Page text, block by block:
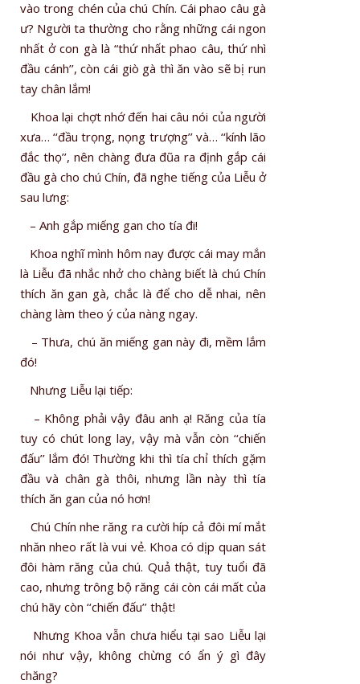
vào trong chén của chú Chín. Cái phao câu gà
ư? Người ta thường cho rằng những cái ngon
nhất ở con gà là “thứ nhất phao câu, thứ nhì
đầu cánh’’, còn cái giò gà thì ăn vào sẽ bị run
tay chân lắm!
Khoa lại chợt nhớ đến hai câu nói của người
xưa… ‘‘đầu trọng, nọng trượng’’ và… ‘‘kính lão
đắc thọ’’, nên chàng đưa đũa ra định gắp cái
đầu gà cho chú Chín, đã nghe tiếng của Liễu ở
sau lưng:
– Anh gắp miếng gan cho tía đi!
Khoa nghĩ mình hôm nay được cái may mắn
là Liễu đã nhắc nhở cho chàng biết là chú Chín
thích ăn gan gà, chắc là để cho dễ nhai, nên
chàng làm theo ý của nàng ngay.
– Thưa, chú ăn miếng gan này đi, mềm lắm
đó!
Nhưng Liễu lại tiếp:
– Không phải vậy đâu anh ạ! Răng của tía
tuy có chút long lay, vậy mà vẫn còn ‘‘chiến
đấu’’ lắm đó! Thường khi thì tía chỉ thích gặm
đầu và chân gà thôi, nhưng lần này thì tía
thích ăn gan của nó hơn!
Chú Chín nhe răng ra cười híp cả đôi mí mắt
nhăn nheo rất là vui vẻ. Khoa có dịp quan sát
đôi hàm răng của chú. Quả thật, tuy tuổi đã
cao, nhưng trông bộ răng cái còn cái mất của
chú hãy còn ‘‘chiến đấu’’ thật!
Nhưng Khoa vẫn chưa hiểu tại sao Liễu lại
nói như vậy, không chừng có ẩn ý gì đây
chăng?